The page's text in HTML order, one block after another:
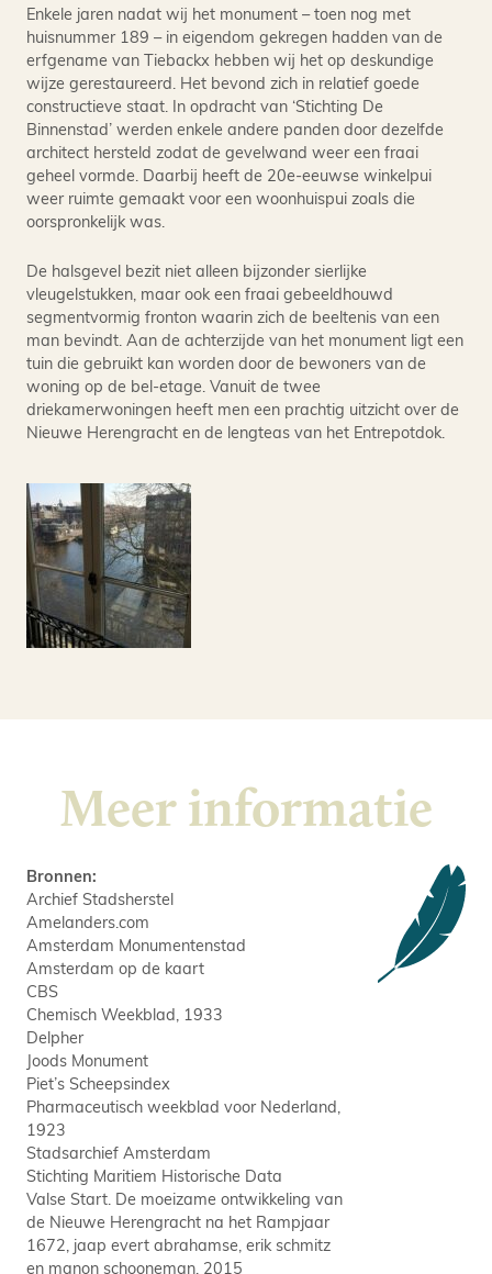
Enkele jaren nadat wij het monument – toen nog met
huisnummer 189 – in eigendom gekregen hadden van de
erfgename van Tiebackx hebben wij het op deskundige
wijze gerestaureerd. Het bevond zich in relatief goede
constructieve staat. In opdracht van ‘Stichting De
Binnenstad’ werden enkele andere panden door dezelfde
architect hersteld zodat de gevelwand weer een fraai
geheel vormde. Daarbij heeft de 20e-eeuwse winkelpui
weer ruimte gemaakt voor een woonhuispui zoals die
oorspronkelijk was.
De halsgevel bezit niet alleen bijzonder sierlijke
vleugelstukken, maar ook een fraai gebeeldhouwd
segmentvormig fronton waarin zich de beeltenis van een
man bevindt. Aan de achterzijde van het monument ligt een
tuin die gebruikt kan worden door de bewoners van de
woning op de bel-etage. Vanuit de twee
driekamerwoningen heeft men een prachtig uitzicht over de
Nieuwe Herengracht en de lengteas van het Entrepotdok.
Meer informatie
Bronnen:
Archief Stadsherstel
Amelanders.com
Amsterdam Monumentenstad
Amsterdam op de kaart
CBS
Chemisch Weekblad, 1933
Delpher
Joods Monument
Piet’s Scheepsindex
Pharmaceutisch weekblad voor Nederland,
1923
Stadsarchief Amsterdam
Stichting Maritiem Historische Data
Valse Start. De moeizame ontwikkeling van
de Nieuwe Herengracht na het Rampjaar
1672, jaap evert abrahamse, erik schmitz
en manon schooneman, 2015